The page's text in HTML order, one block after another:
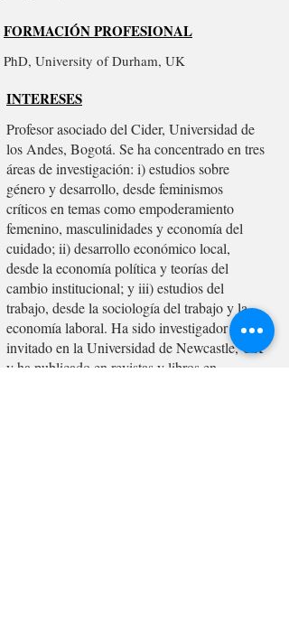
FORMACIÓN PROFESIONAL
PhD, University of Durham, UK
INTERESES
Profesor asociado del Cider, Universidad de
los Andes, Bogotá. Se ha concentrado en tres
áreas de investigación: i) estudios sobre
género y desarrollo, desde feminismos
críticos en temas como empoderamiento
femenino, masculinidades y economía del
cuidado; ii) desarrollo económico local,
desde la economía política y teorías del
cambio institucional; y iii) estudios del
trabajo, desde la sociología del trabajo y la
economía laboral. Ha sido investigador
invitado en la Universidad de Newcastle, UK
y ha publicado en revistas y libros en